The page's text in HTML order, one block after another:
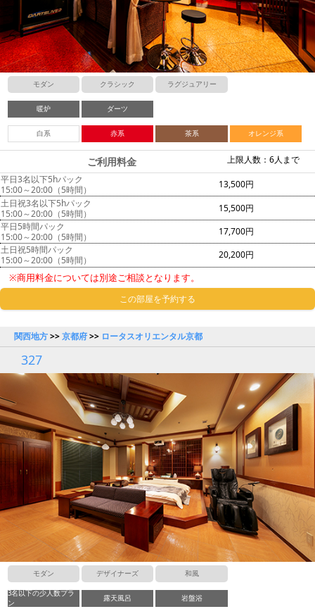
モダン クラシック ラグジュアリー
暖炉 ダーツ
白系 赤系 茶系 オレンジ系
上限人数：6人まで
ご利用料金
平日3名以下5hパック
15:00～20:00（5時間）
13,500円
土日祝3名以下5hパック
15:00～20:00（5時間）
15,500円
平日5時間パック
15:00～20:00（5時間）
17,700円
土日祝5時間パック
15:00～20:00（5時間）
20,200円
※商用料金については別途ご相談となります。
この部屋を予約する
関西地方>>京都府>> ロータスオリエンタル京都
327
モダン デザイナーズ 和風
3名以下の少人数プラ
ン
露天風呂 岩盤浴